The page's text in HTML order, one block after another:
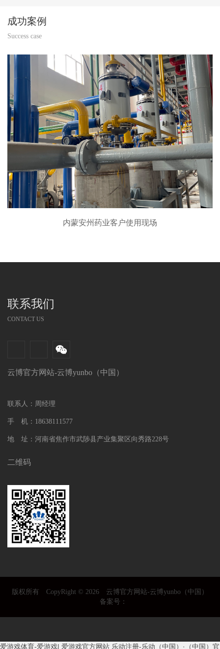
用要求，受到用户的一致好评。另外，近年来企业
不断做大做强，产品从2007年开始远销亚太、北非
化分公司、天津石化分公司、中国石油兰州分公
司、锦州分公司、上海宝钢、中钢集团、法液空、
梅塞尔气体公司等一大批中外大型企业列为产品质
量信得过单位。2005年初，公司顺利通过ISO9001国
际质量体系认证，并被省质量监督局评为“产品质量
信得过单位”。 公司总占地一万余平方米，生产
厂房两千余平方米，拥有汉川xh716加工中心三台，
CX6142数控车床四台，另还拥有各型号普通车床、
铣床、磨床、刨床、钻床等二十几台加工设备。公
司现拥有职工86人，其中工程师3人，设计研发人员
8人，本科及以上人员占36%。
成功案例
Success case
内蒙安州药业客户使用现场
联系我们
CONTACT US
云博官方网站-云博yunbo（中国）
联系人：周经理
手 机：18638111577
地 址：河南省焦作市武陟县产业集聚区向秀路228号
二维码
版权所有 CopyRight © 2026 云博官方网站-云博yunbo（中国）
备案号：
爱游戏体育-爱游戏| 爱游戏官方网站 乐动注册-乐动（中国）·（中国）官